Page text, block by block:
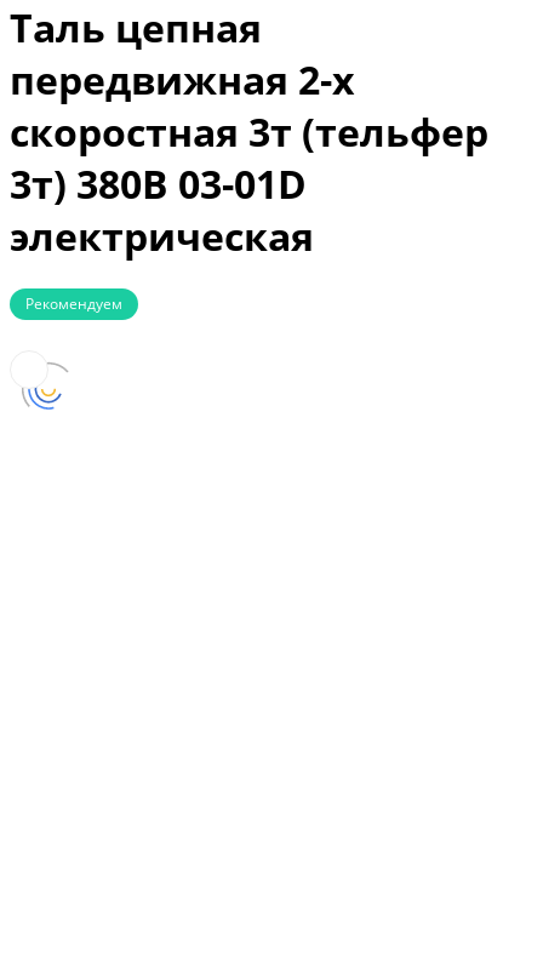
Таль цепная
передвижная 2-х
скоростная 3т (тельфер
3т) 380В 03-01D
электрическая
Рекомендуем